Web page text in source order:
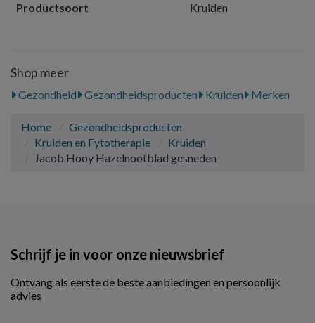
Productsoort
Kruiden
Shop meer
Gezondheid Gezondheidsproducten Kruiden Merken
Home
Gezondheidsproducten
Kruiden en Fytotherapie
Kruiden
Jacob Hooy Hazelnootblad gesneden
Schrijf je in voor onze nieuwsbrief
Ontvang als eerste de beste aanbiedingen en persoonlijk
advies